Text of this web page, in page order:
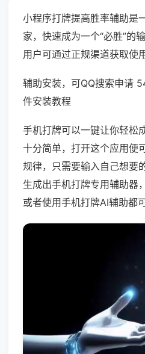
小程序打牌提高胜率辅助是
家，快速成为一个“必胜”的
用户可通过正规渠道获取使用
辅助安装，可QQ搜索申请
件安装教程
手机打牌可以一键让你轻松
十分简单，打开这个应用便
规律，只需要输入自己想要
生成出手机打牌专用辅助器
或者使用手机打牌AI辅助都